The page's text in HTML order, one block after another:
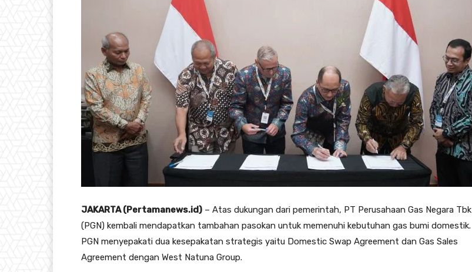
JAKARTA (Pertamanews.id) – Atas dukungan dari pemerintah, PT Perusahaan Gas Negara Tbk
(PGN) kembali mendapatkan tambahan pasokan untuk memenuhi kebutuhan gas bumi domestik.
PGN menyepakati dua kesepakatan strategis yaitu Domestic Swap Agreement dan Gas Sales
Agreement dengan West Natuna Group.